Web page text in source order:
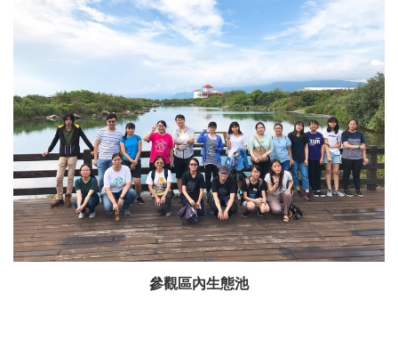
參觀區內生態池